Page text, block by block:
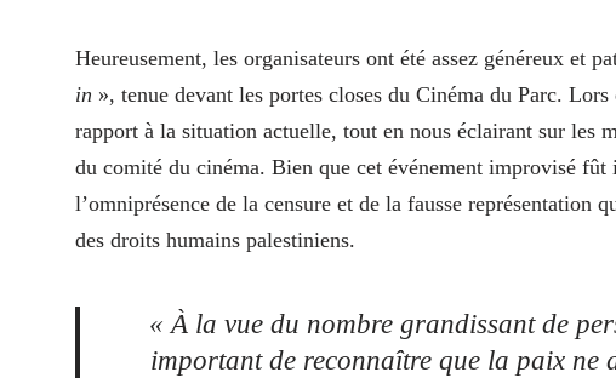
Heureusement, les organisateurs ont été assez généreux et
in », tenue devant les portes closes du Cinéma du Parc.
rapport à la situation actuelle, tout en nous éclairant sur
du comité du cinéma. Bien que cet événement improvisé
l’omniprésence de la censure et de la fausse représentation
des droits humains palestiniens.
« À la vue du nombre grandissant de
important de reconnaître que la paix ne